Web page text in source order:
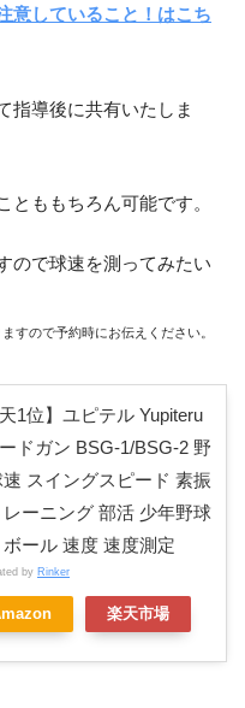
意していること！はこち
指導後に共有いたしま
とももちろん可能です。
ので球速を測ってみたい
すので予約時にお伝えください。
天1位】ユピテル Yupiteru
ドガン BSG-1/BSG-2 野
スイングスピード 素振
レーニング 部活 少年野球
ール 速度 速度測定
by Rinker
楽天市場